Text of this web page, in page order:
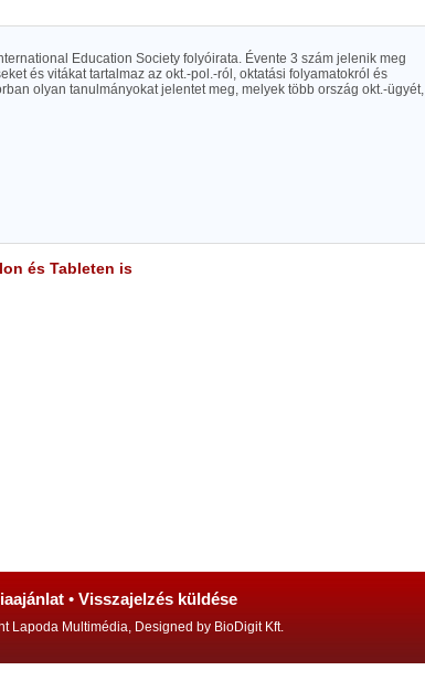
Education Society folyóirata. Évente 3 szám jelenik meg
és vitákat tartalmaz az okt.-pol.-ról, oktatási folyamatokról és
olyan tanulmányokat jelentet meg, melyek több ország okt.-ügyét,
és Tableten is
• Visszajelzés küldése
Lapoda Multimédia, Designed by BioDigit Kft.